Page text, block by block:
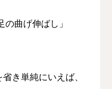
曲げ伸ばし」
き単純にいえば、